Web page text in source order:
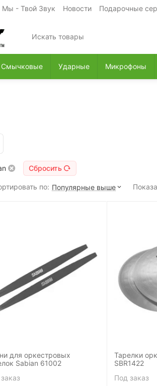
Мы - Твой Звук Новости Подарочные
Смычковые Ударные Микрофоны
Сбросить
по: Популярные выше
для оркестровых
Sabian 61002
Тарелки
SBR1422
Под заказ